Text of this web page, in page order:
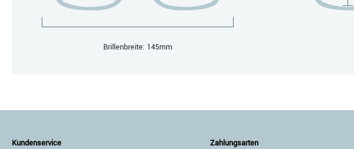
Brillenbreite: 145mm
Kundenservice
Zahlungsarten